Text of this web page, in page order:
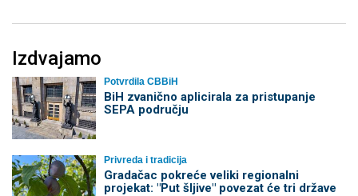
Izdvajamo
Potvrdila CBBiH
BiH zvanično aplicirala za pristupanje
SEPA području
Privreda i tradicija
Gradačac pokreće veliki regionalni
projekat: "Put šljive" povezat će tri države